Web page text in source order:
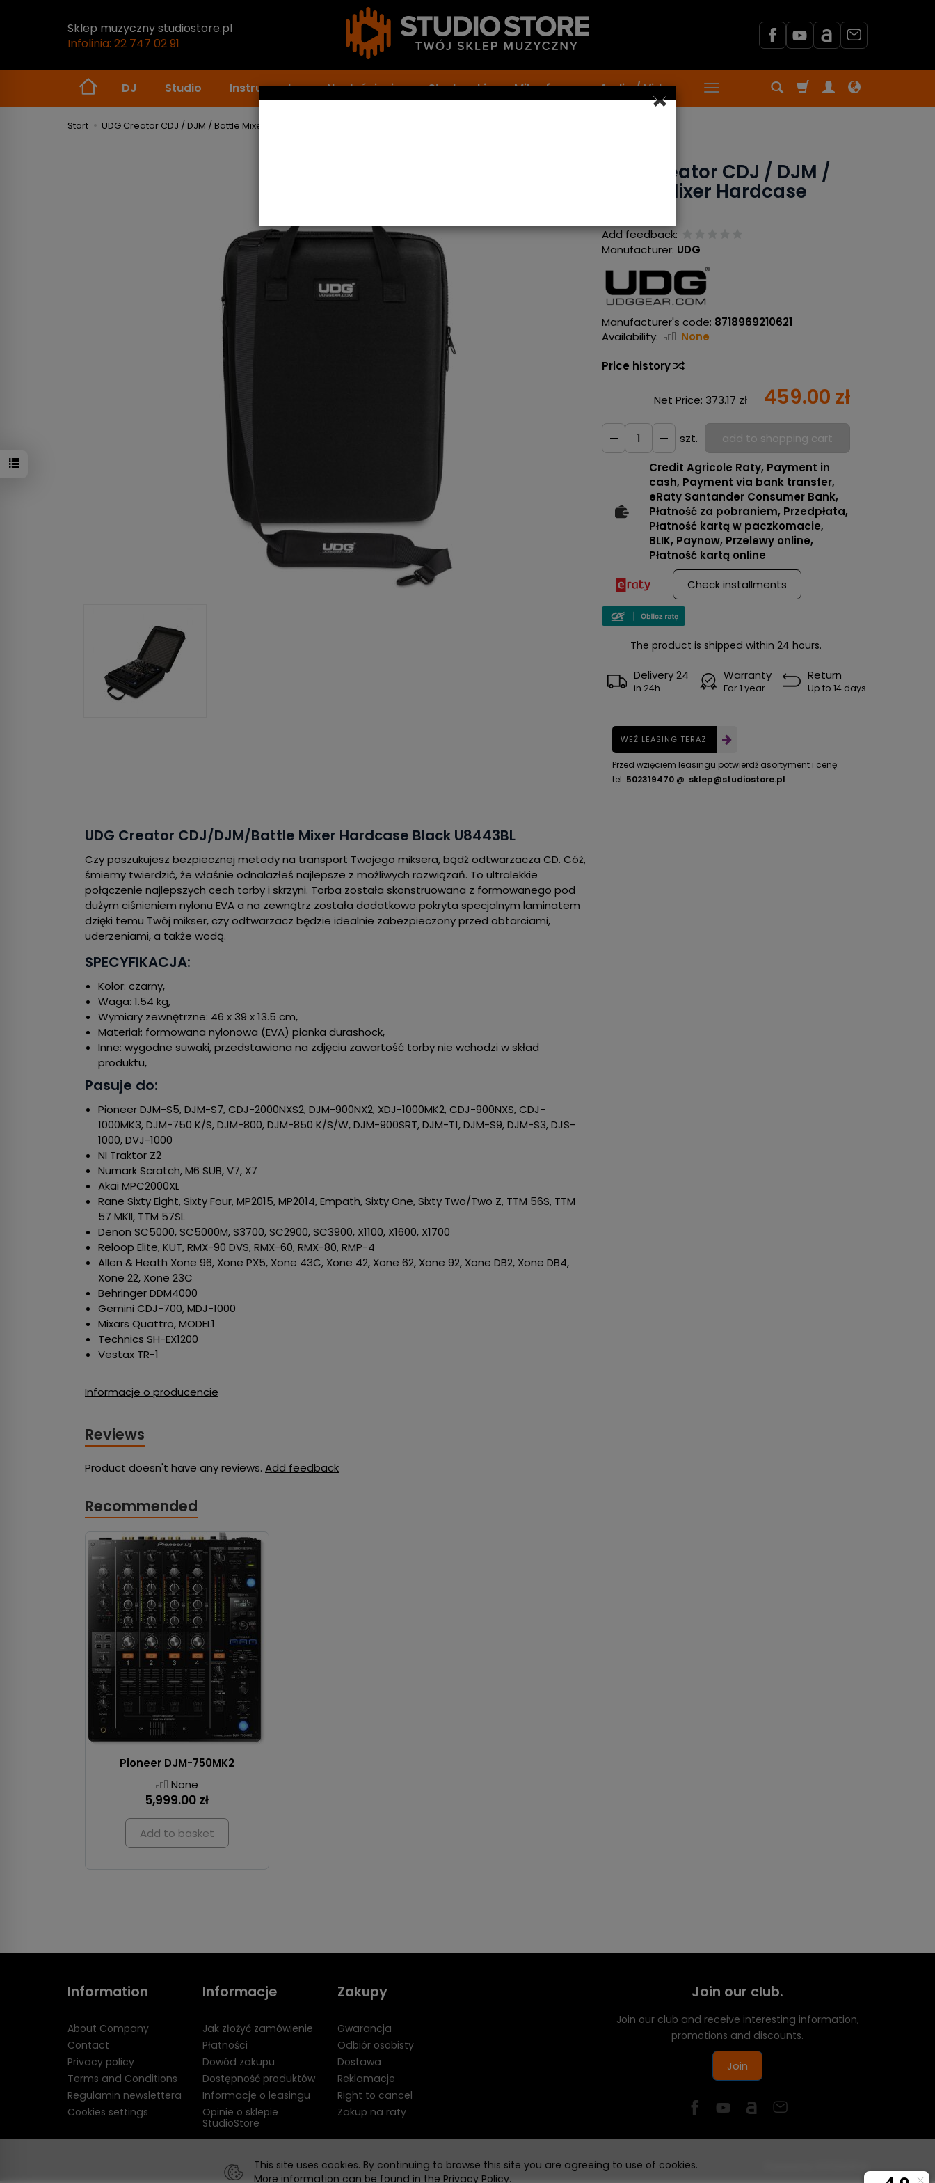
×
Sklep muzyczny studiostore.pl
Infolinia: 22 747 02 91
DJ Studio Instrumenty Nagłośnienie Słuchawki Mikrofony Audio / Video
Start UDG Creator CDJ / DJM / Battle Mixer Hardcase Black
UDG Creator CDJ / DJM /
Battle Mixer Hardcase
Add feedback:
Manufacturer: UDG
Manufacturer's code: 8718969210621
Availability:
None
Price history
Net Price: 373.17 zł 459.00 zł
szt.
add to shopping cart
Credit Agricole Raty, Payment in
cash, Payment via bank transfer,
eRaty Santander Consumer Bank,
Płatność za pobraniem, Przedpłata,
Płatność kartą w paczkomacie,
BLIK, Paynow, Przelewy online,
Płatność kartą online
Check installments
The product is shipped within 24 hours.
Delivery 24
in 24h
Warranty
For 1 year
Return
Up to 14 days
WEŹ LEASING TERAZ
Przed wzięciem leasingu potwierdź asortyment i cenę:
tel. 502319470 @: sklep@studiostore.pl
UDG Creator CDJ/DJM/Battle Mixer Hardcase Black U8443BL
Czy poszukujesz bezpiecznej metody na transport Twojego miksera, bądź odtwarzacza CD. Cóż,
śmiemy twierdzić, że właśnie odnalazłeś najlepsze z możliwych rozwiązań. To ultralekkie
połączenie najlepszych cech torby i skrzyni. Torba została skonstruowana z formowanego pod
dużym ciśnieniem nylonu EVA a na zewnątrz została dodatkowo pokryta specjalnym laminatem
dzięki temu Twój mikser, czy odtwarzacz będzie idealnie zabezpieczony przed obtarciami,
uderzeniami, a także wodą.
SPECYFIKACJA:
Kolor: czarny,
Waga: 1.54 kg,
Wymiary zewnętrzne: 46 x 39 x 13.5 cm,
Materiał: formowana nylonowa (EVA) pianka durashock,
Inne: wygodne suwaki, przedstawiona na zdjęciu zawartość torby nie wchodzi w skład
produktu,
Pasuje do:
Pioneer DJM-S5, DJM-S7, CDJ-2000NXS2, DJM-900NX2, XDJ-1000MK2, CDJ-900NXS, CDJ-
1000MK3, DJM-750 K/S, DJM-800, DJM-850 K/S/W, DJM-900SRT, DJM-T1, DJM-S9, DJM-S3, DJS-
1000, DVJ-1000
NI Traktor Z2
Numark Scratch, M6 SUB, V7, X7
Akai MPC2000XL
Rane Sixty Eight, Sixty Four, MP2015, MP2014, Empath, Sixty One, Sixty Two/Two Z, TTM 56S, TTM
57 MKII, TTM 57SL
Denon SC5000, SC5000M, S3700, SC2900, SC3900, X1100, X1600, X1700
Reloop Elite, KUT, RMX-90 DVS, RMX-60, RMX-80, RMP-4
Allen & Heath Xone 96, Xone PX5, Xone 43C, Xone 42, Xone 62, Xone 92, Xone DB2, Xone DB4,
Xone 22, Xone 23C
Behringer DDM4000
Gemini CDJ-700, MDJ-1000
Mixars Quattro, MODEL1
Technics SH-EX1200
Vestax TR-1
Informacje o producencie
Reviews
Product doesn't have any reviews. Add feedback
Recommended
Pioneer DJM-750MK2
None
5,999.00 zł
Add to basket
Information
About Company
Contact
Privacy policy
Terms and Conditions
Regulamin newslettera
Cookies settings
Informacje
Jak złożyć zamówienie
Płatności
Dowód zakupu
Dostępność produktów
Informacje o leasingu
Opinie o sklepie
StudioStore
Zakupy
Gwarancja
Odbiór osobisty
Dostawa
Reklamacje
Right to cancel
Zakup na raty
Join our club.
Join our club and receive interesting information,
promotions and discounts.
Join
This site uses cookies. By continuing to browse this site you are agreeing to use of cookies.
More information can be found in the Privacy Policy.